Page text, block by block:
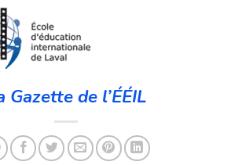
Gazette de l’ÉÉIL